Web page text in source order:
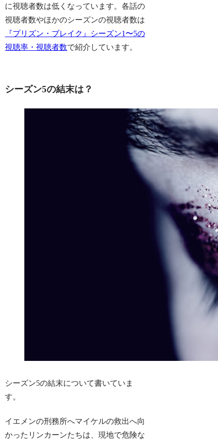
に視聴者数は低くなっています。各話の
視聴者数やほかのシーズンの視聴者数は
『プリズン・ブレイク』シーズン1〜5の
視聴率・視聴者数で紹介しています。
シーズン5の結末は？
シーズン5の結末について書いていま
す。
イエメンの刑務所へマイケルの救出へ向
かったリンカーンたちは、現地で危険な